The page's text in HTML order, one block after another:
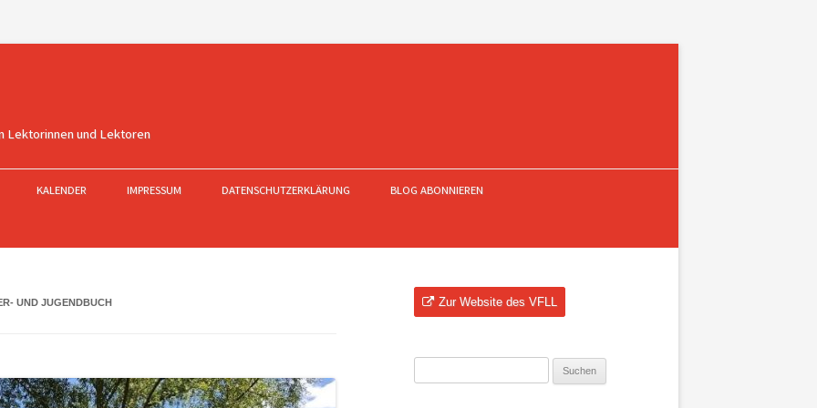
Lektorinnen und Lektoren
KALENDER IMPRESSUM DATENSCHUTZERKLÄRUNG BLOG ABONNIEREN
UND JUGENDBUCH Zur Website des VFLL